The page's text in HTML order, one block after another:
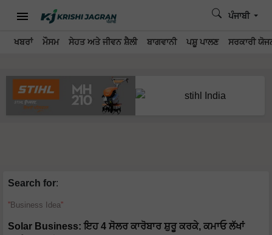
ਖਬਰਾਂ ਮੌਸਮ ਸੇਹਤ ਅਤੇ ਜੀਵਨ ਸ਼ੈਲੀ ਬਾਗਵਾਨੀ ਪਸ਼ੂ ਪਾਲਣ ਸਰਕਾਰੀ
ਪੰਜਾਬੀ
Search for:
Business Idea
Solar Business: ਇਹ 4 ਸੋਲਰ ਕਾਰੋਬਾਰ ਸ਼ੁਰੂ ਕਰਕੇ, ਕਮਾਓ ਲੱਖਾਂ